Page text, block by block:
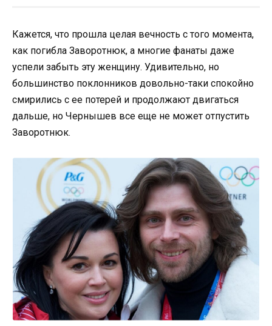
Кажется, что прошла целая вечность с того момента,
как погибла Заворотнюк, а многие фанаты даже
успели забыть эту женщину. Удивительно, но
большинство поклонников довольно-таки спокойно
смирились с ее потерей и продолжают двигаться
дальше, но Чернышев все еще не может отпустить
Заворотнюк.